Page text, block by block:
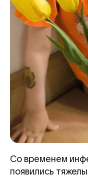
Со временем
появились